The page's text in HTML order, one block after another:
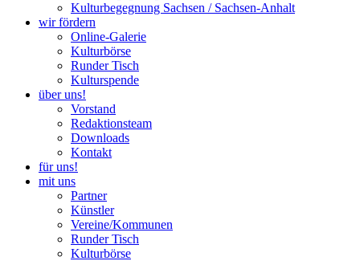
Kulturbegegnung Sachsen / Sachsen-Anhalt
wir fördern
Online-Galerie
Kulturbörse
Runder Tisch
Kulturspende
über uns!
Vorstand
Redaktionsteam
Downloads
Kontakt
für uns!
mit uns
Partner
Künstler
Vereine/Kommunen
Runder Tisch
Kulturbörse